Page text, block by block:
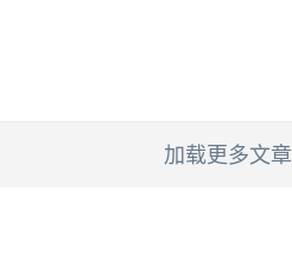
加载更多文章